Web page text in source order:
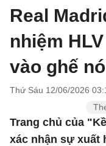
Real
nhiệm
vào ghế
Thứ Sáu 12/06/2026
Trang chủ của
xác nhận sự xuất